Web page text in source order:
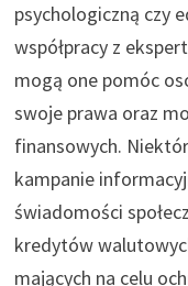
psychologiczną czy
współpracy z
mogą one pomóc
swoje prawa oraz
finansowych.
kampanie
świadomości
kredytów
mających na celu